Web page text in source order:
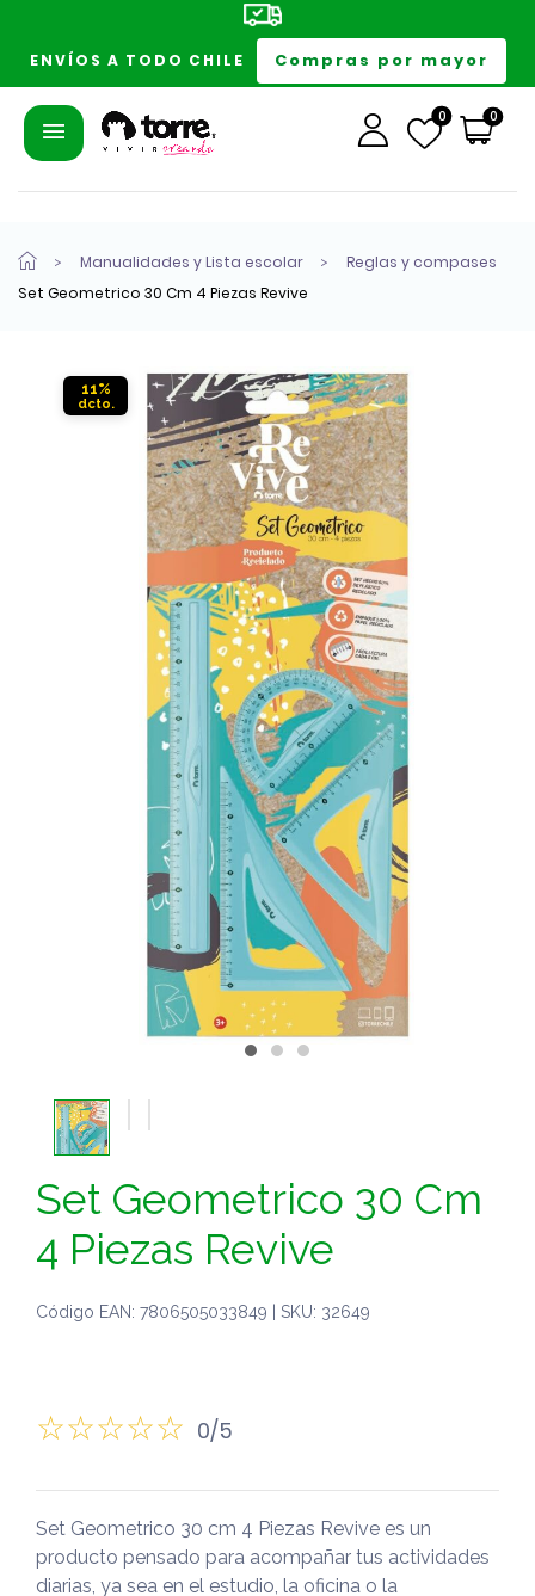
ENVÍOS A TODO CHILE Compras por mayor
0 0
Manualidades y Lista escolar
Reglas y compases
Set Geometrico 30 Cm 4 Piezas Revive
11%
Set Geometrico 30 Cm
4 Piezas Revive
Código EAN: 7806505033849 | SKU: 32649
0/5
Set Geometrico 30 cm 4 Piezas Revive es un
producto pensado para acompañar tus actividades
diarias, ya sea en el estudio, la oficina o la